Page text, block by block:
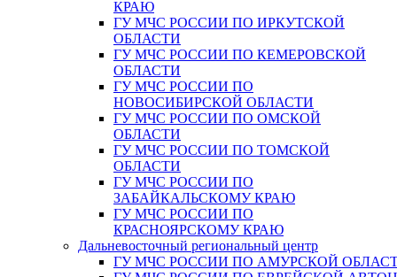
КРАЮ
ГУ МЧС РОССИИ ПО ИРКУТСКОЙ
ОБЛАСТИ
ГУ МЧС РОССИИ ПО КЕМЕРОВСКОЙ
ОБЛАСТИ
ГУ МЧС РОССИИ ПО
НОВОСИБИРСКОЙ ОБЛАСТИ
ГУ МЧС РОССИИ ПО ОМСКОЙ
ОБЛАСТИ
ГУ МЧС РОССИИ ПО ТОМСКОЙ
ОБЛАСТИ
ГУ МЧС РОССИИ ПО
ЗАБАЙКАЛЬСКОМУ КРАЮ
ГУ МЧС РОССИИ ПО
КРАСНОЯРСКОМУ КРАЮ
Дальневосточный региональный центр
ГУ МЧС РОССИИ ПО АМУРСКОЙ